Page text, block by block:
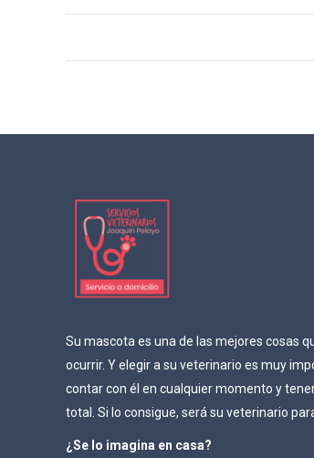
navigation
Su mascota es una de las mejores cosas
ocurrir. Y elegir a su veterinario es muy
contar con él en cualquier momento y
total. Si lo consigue, será su veterinario
¿Se lo imagina en casa?